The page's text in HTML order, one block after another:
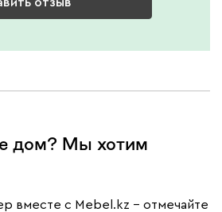
дом? Мы хотим
вместе с Mebel.kz – отмечайте